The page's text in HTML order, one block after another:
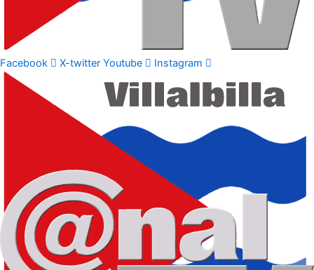
Facebook X-twitter Youtube Instagram